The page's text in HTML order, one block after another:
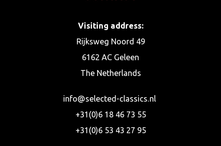
Visiting address:
Rijksweg Noord 49
6162 AC Geleen
The Netherlands
info@selected-classics.nl
+31(0)6 18 46 73 55
+31(0)6 53 43 27 95